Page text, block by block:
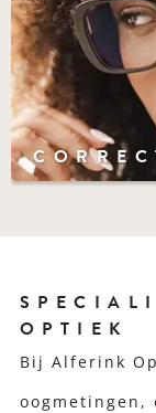
OPTIEK
Bij Alferink
oogmetingen,